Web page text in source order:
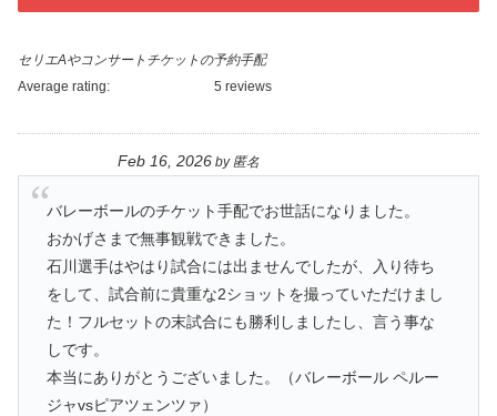
セリエAやコンサートチケットの予約手配
Average rating:
5 reviews
Feb 16, 2026 by 匿名
バレーボールのチケット手配でお世話になりました。
おかげさまで無事観戦できました。
石川選手はやはり試合には出ませんでしたが、入り待ち
をして、試合前に貴重な2ショットを撮っていただけまし
た！フルセットの末試合にも勝利しましたし、言う事な
しです。
本当にありがとうございました。（バレーボール ペルー
ジャvsピアツェンツァ）